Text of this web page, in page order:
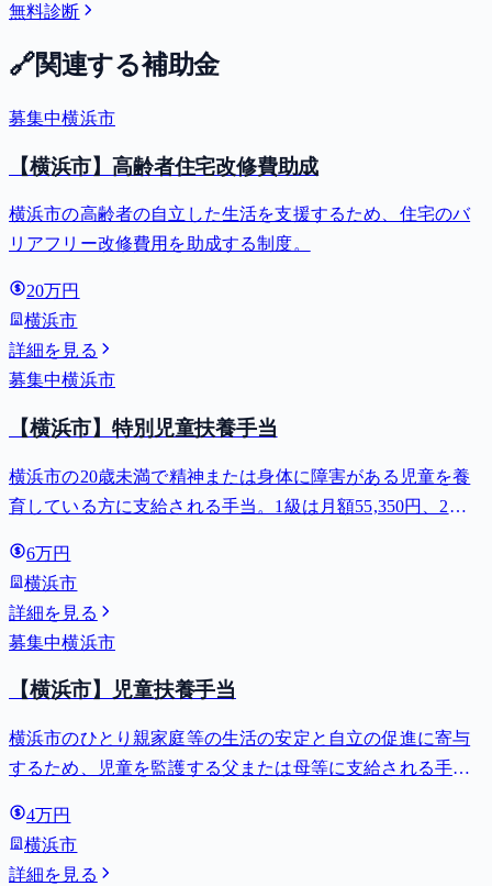
無料診断
🔗関連する補助金
募集中横浜市
【横浜市】高齢者住宅改修費助成
横浜市の高齢者の自立した生活を支援するため、住宅のバ
リアフリー改修費用を助成する制度。
20万円
横浜市
詳細を見る
募集中横浜市
【横浜市】特別児童扶養手当
横浜市の20歳未満で精神または身体に障害がある児童を養
育している方に支給される手当。1級は月額55,350円、2級
6万円
横浜市
詳細を見る
募集中横浜市
【横浜市】児童扶養手当
横浜市のひとり親家庭等の生活の安定と自立の促進に寄与
するため、児童を監護する父または母等に支給される手
4万円
横浜市
詳細を見る